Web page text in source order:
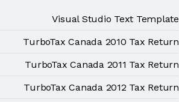
Visual Studio Text Template
TurboTax Canada 2010 Tax Return
TurboTax Canada 2011 Tax Return
TurboTax Canada 2012 Tax Return